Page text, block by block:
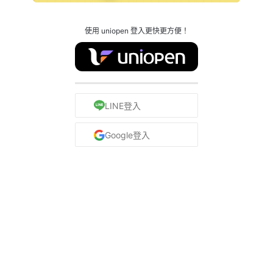
使用 uniopen 登入更快更方便！
LINE登入
Google登入